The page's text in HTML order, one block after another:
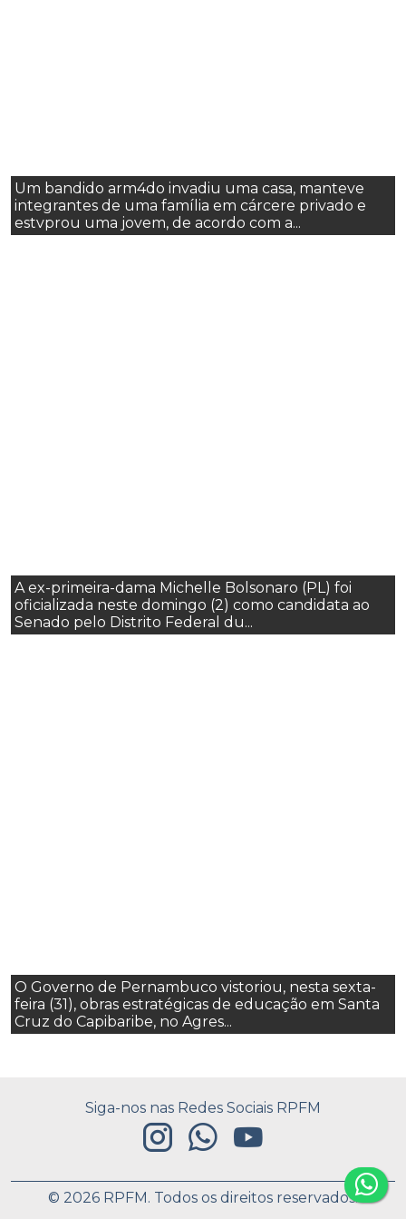
Um bandido arm4do invadiu uma casa, manteve
integrantes de uma família em cárcere privado e
estvprou uma jovem, de acordo com a...
A ex-primeira-dama Michelle Bolsonaro (PL) foi
oficializada neste domingo (2) como candidata ao
Senado pelo Distrito Federal du...
O Governo de Pernambuco vistoriou, nesta sexta-
feira (31), obras estratégicas de educação em Santa
Cruz do Capibaribe, no Agres...
Siga-nos nas Redes Sociais RPFM
© 2026 RPFM. Todos os direitos reservados.